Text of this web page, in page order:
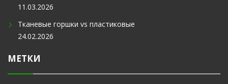
11.03.2026
Тканевые горшки vs пластиковые
24.02.2026
МЕТКИ